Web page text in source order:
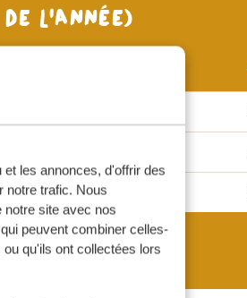
les annonces, d'offrir des
notre trafic. Nous
notre site avec nos
peuvent combiner celles-
qu'ils ont collectées lors
L’ANNÉE)
€*